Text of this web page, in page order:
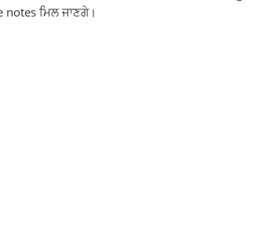
notes ਮਿਲ ਜਾਣਗੇ।